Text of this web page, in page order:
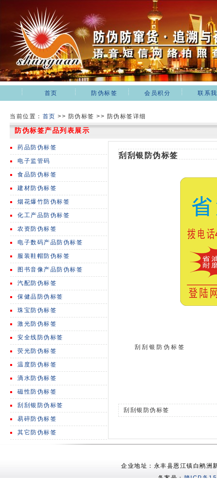
首页 防伪标签 会员积分 联系
当前位置： 首页 >> 防伪标签 >> 防伪标签详细
防伪标签产品列表展示
药品防伪标签
电子监管码
食品防伪标签
建材防伪标签
烟花爆竹防伪标签
化工产品防伪标签
农资防伪标签
电子数码产品防伪标签
服装鞋帽防伪标签
图书音像产品防伪标签
汽配防伪标签
保健品防伪标签
珠宝防伪标签
激光防伪标签
安全线防伪标签
荧光防伪标签
温度防伪标签
滴水防伪标签
磁性防伪标签
刮刮银防伪标签
易碎防伪标签
其它防伪标签
刮刮银防伪标签
刮刮银防伪标签
刮刮银防伪标签
企业地址：永丰县恩江镇白鹇
备案号： 赣ICP备